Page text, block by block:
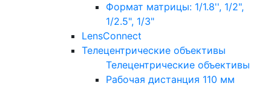
Формат матрицы: 1/1.8'', 1/2",
1/2.5", 1/3"
LensConnect
Телецентрические объективы
Телецентрические объективы
Рабочая дистанция 110 мм